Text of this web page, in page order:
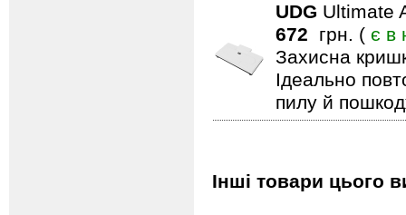
UDG Ultimate
672 грн. ( є в
Захисна
Ідеально
пилу й
Інші товари цього